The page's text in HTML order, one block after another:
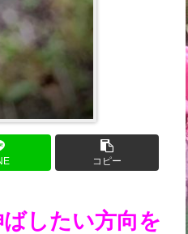
コピー
したい方向を